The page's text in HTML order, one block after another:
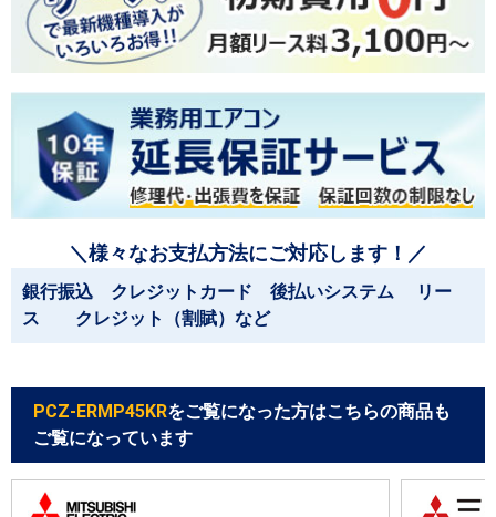
＼様々なお支払方法にご対応します！／
銀行振込 クレジットカード 後払いシステム リー
ス クレジット（割賦）など
PCZ-ERMP45KRをご覧になった方はこちらの商品も
ご覧になっています